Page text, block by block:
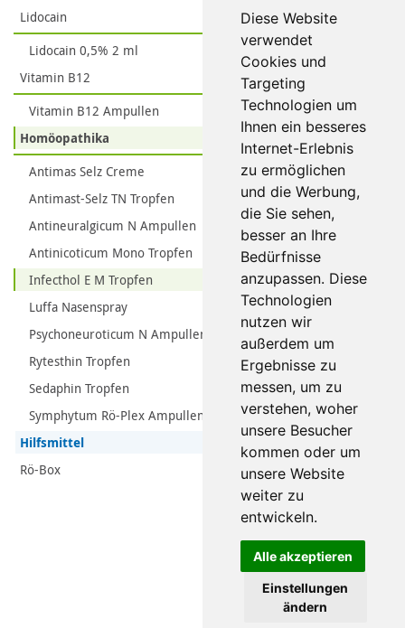
Diese Website
verwendet
Cookies und
Targeting
Technologien um
Ihnen ein besseres
Internet-Erlebnis
zu ermöglichen
und die Werbung,
die Sie sehen,
besser an Ihre
Bedürfnisse
anzupassen. Diese
Technologien
nutzen wir
außerdem um
Ergebnisse zu
messen, um zu
verstehen, woher
unsere Besucher
kommen oder um
unsere Website
weiter zu
entwickeln.
Alle akzeptieren
Einstellungen
ändern
Lidocain
Lidocain 0,5% 2 ml
Vitamin B12
Vitamin B12 Ampullen
Homöopathika
Antimas Selz Creme
Antimast-Selz TN Tropfen
Antineuralgicum N Ampullen
Antinicoticum Mono Tropfen
Infecthol E M Tropfen
Luffa Nasenspray
Psychoneuroticum N Ampullen
Rytesthin Tropfen
Sedaphin Tropfen
Symphytum Rö-Plex Ampullen
Hilfsmittel
Rö-Box